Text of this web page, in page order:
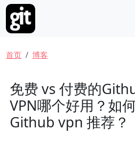
跳转到主要内容
面包屑
首页 博客
免费 vs 付费的
VPN哪个好用？如
Github vpn 推荐？